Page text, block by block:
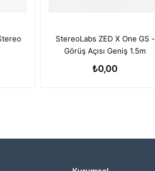
StereoLabs ZED X One GS -
Görüş Açısı Geniş 1.5m
₺0,00